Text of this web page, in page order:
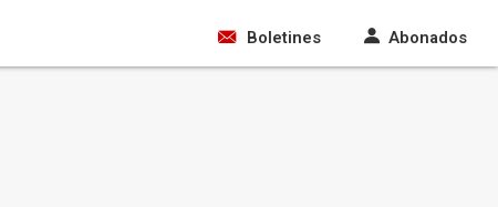
Boletines Abonados